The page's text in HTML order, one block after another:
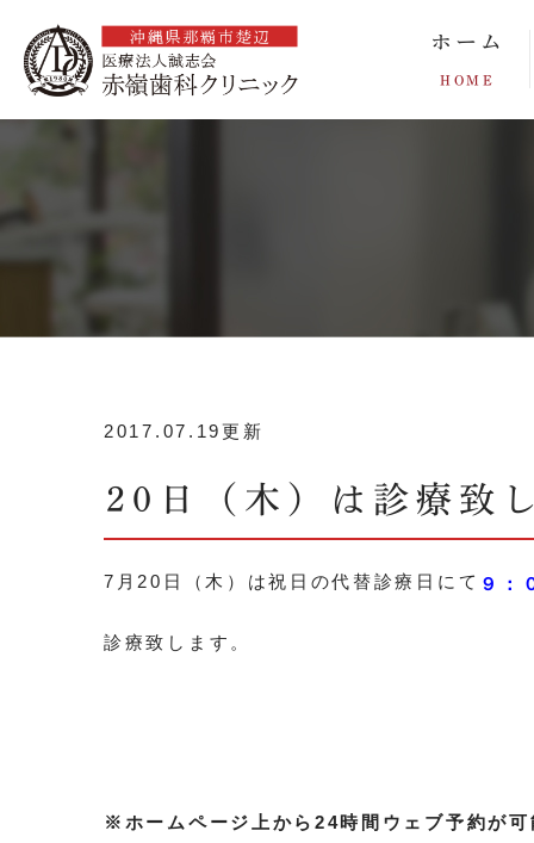
ホーム
HOME
2017.07.19更新
20日（木）は診療致
7月20日（木）は祝日の代替診療日にて ９：
診療致します。
※ホームページ上から24時間ウェブ予約が可